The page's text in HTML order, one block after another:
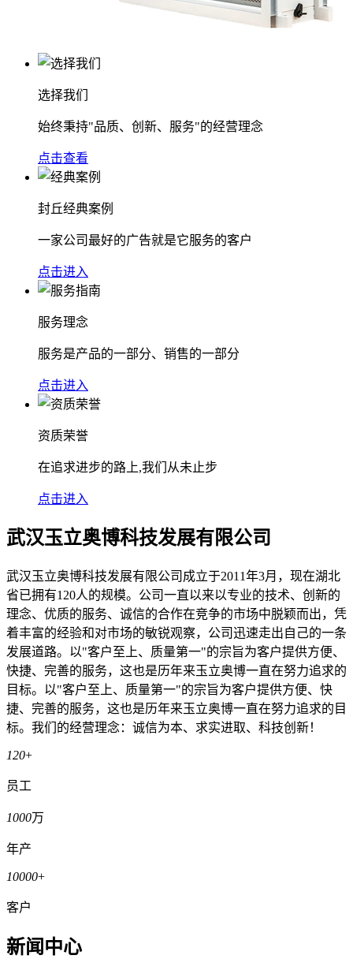
选择我们
始终秉持"品质、创新、服务"的经营理念
点击查看
封丘经典案例
一家公司最好的广告就是它服务的客户
点击进入
服务理念
服务是产品的一部分、销售的一部分
点击进入
资质荣誉
在追求进步的路上,我们从未止步
点击进入
武汉玉立奥博科技发展有限公司
武汉玉立奥博科技发展有限公司成立于2011年3月，现在湖北
省已拥有120人的规模。公司一直以来以专业的技术、创新的
理念、优质的服务、诚信的合作在竞争的市场中脱颖而出，凭
着丰富的经验和对市场的敏锐观察，公司迅速走出自己的一条
发展道路。以"客户至上、质量第一"的宗旨为客户提供方便、
快捷、完善的服务，这也是历年来玉立奥博一直在努力追求的
目标。以"客户至上、质量第一"的宗旨为客户提供方便、快
捷、完善的服务，这也是历年来玉立奥博一直在努力追求的目
标。我们的经营理念：诚信为本、求实进取、科技创新！
120+
员工
1000万
年产
10000+
客户
新闻中心